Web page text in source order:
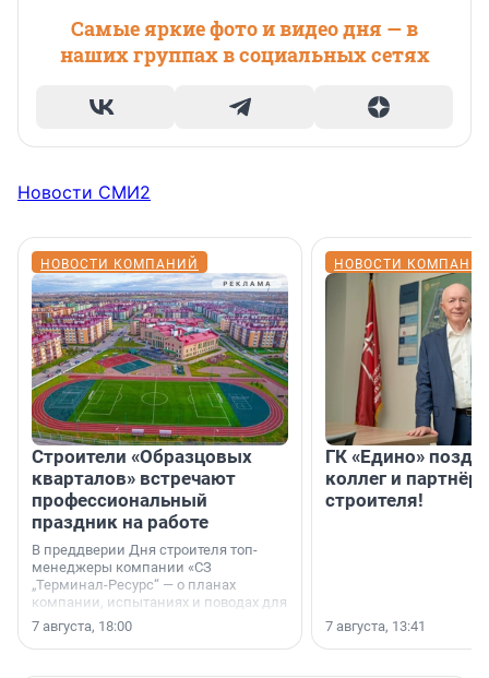
Самые яркие фото и видео дня — в
наших группах в социальных сетях
Новости СМИ2
НОВОСТИ КОМПАНИЙ
Строители «Образцовых
кварталов» встречают
профессиональный
праздник на работе
В преддверии Дня строителя топ-
менеджеры компании «СЗ
„Терминал-Ресурс“ — о планах
компании, испытаниях и поводах для
осторожного оптимизма.
7 августа, 18:00
НОВОСТИ
ГК «Едино»
коллег и
строителя!
7 августа, 13:41